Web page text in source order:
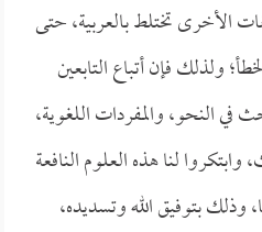
الأخرى تختلط بالعربية، حتى
ولذلك فإن أتباع التابعين
في النحو، والمفردات اللغوية،
لنا هذه العلوم النافعة
وذلك بتوفيق الله وتسديده،